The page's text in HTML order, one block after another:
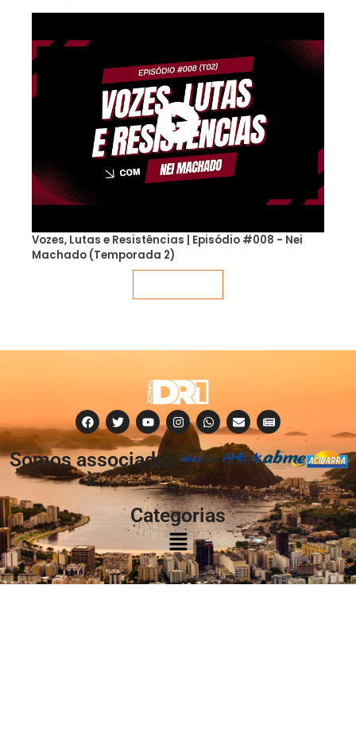
Vozes, Lutas e Resistências | Episódio #008 - Nei
Machado (Temporada 2)
Somos associados
à:
Categorias